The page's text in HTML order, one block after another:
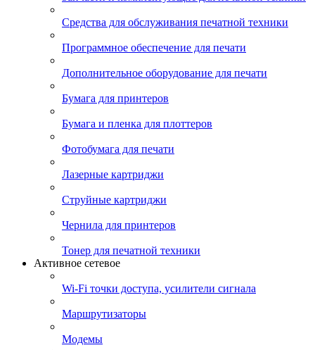
Средства для обслуживания печатной техники
Программное обеспечение для печати
Дополнительное оборудование для печати
Бумага для принтеров
Бумага и пленка для плоттеров
Фотобумага для печати
Лазерные картриджи
Струйные картриджи
Чернила для принтеров
Тонер для печатной техники
Активное сетевое
Wi-Fi точки доступа, усилители сигнала
Маршрутизаторы
Модемы